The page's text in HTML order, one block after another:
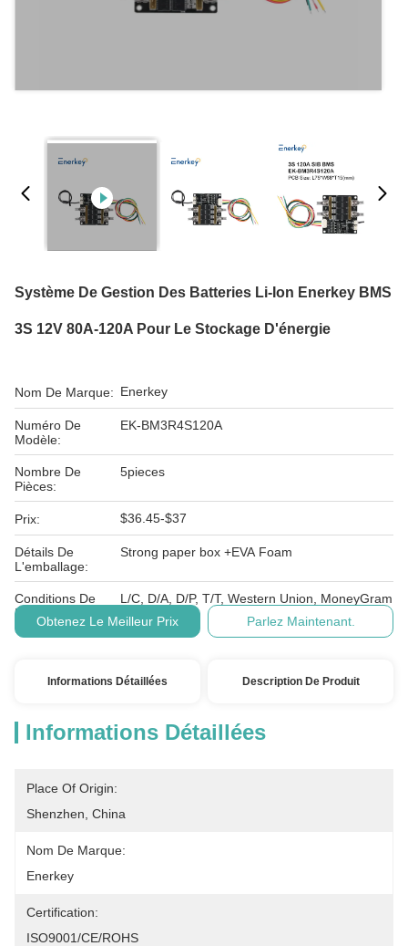
Système De Gestion Des Batteries Li-Ion Enerkey BMS
3S 12V 80A-120A Pour Le Stockage D'énergie
Nom De Marque: Enerkey
Numéro De
Modèle:
EK-BM3R4S120A
Nombre De
Pièces:
5pieces
Prix: $36.45-$37
Détails De
L'emballage:
Strong paper box +EVA Foam
Conditions De
Paiement:
L/C, D/A, D/P, T/T, Western Union, MoneyGram
Obtenez Le Meilleur Prix
Parlez Maintenant.
Informations Détaillées Description De Produit
Informations Détaillées
Place Of Origin:
Shenzhen, China
Nom De Marque:
Enerkey
Certification:
ISO9001/CE/ROHS